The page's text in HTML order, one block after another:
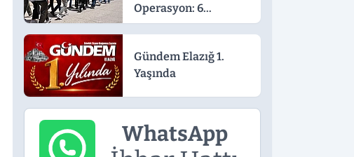
Operasyon: 6
Tutuklama
Gündem Elazığ 1.
Yaşında
WhatsApp